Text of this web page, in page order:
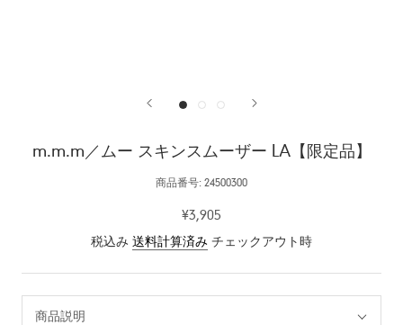
m.m.m／ムー スキンスムーザー LA【限定品】
商品番号: 24500300
¥3,905
税込み 送料計算済み チェックアウト時
商品説明